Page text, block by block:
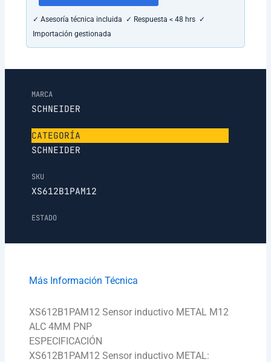
✓ Asesoría técnica incluida ✓ Respuesta < 48 hrs ✓
Importación gestionada
MARCA
SCHNEIDER
CATEGORÍA
SCHNEIDER
SKU
XS612B1PAM12
ESTADO
Más Información Técnica
XS612B1PAM12 Sensor inductivo METAL M12
ALC 4MM PNP
ESPECIFICACIÓN
XS612B1PAM12 Sensor inductivo METAL: